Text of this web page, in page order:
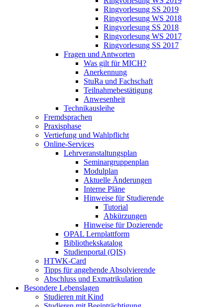
Ringvorlesung SS 2019
Ringvorlesung WS 2018
Ringvorlesung SS 2018
Ringvorlesung WS 2017
Ringvorlesung SS 2017
Fragen und Antworten
Was gilt für MICH?
Anerkennung
StuRa und Fachschaft
Teilnahmebestätigung
Anwesenheit
Technikausleihe
Fremdsprachen
Praxisphase
Vertiefung und Wahlpflicht
Online-Services
Lehrveranstaltungsplan
Seminargruppenplan
Modulplan
Aktuelle Änderungen
Interne Pläne
Hinweise für Studierende
Tutorial
Abkürzungen
Hinweise für Dozierende
OPAL Lernplattform
Bibliothekskatalog
Studienportal (QIS)
HTWK-Card
Tipps für angehende Absolvierende
Abschluss und Exmatrikulation
Besondere Lebenslagen
Studieren mit Kind